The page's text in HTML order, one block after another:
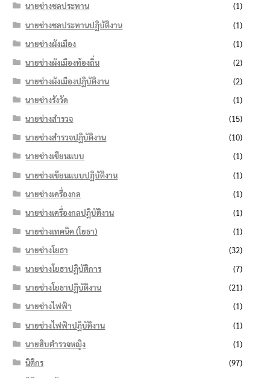
นายช่างชลประทาน
(1)
นายช่างชลประทานปฏิบัติงาน
(1)
นายช่างผังเมือง
(1)
นายช่างผังเมืองท้องถิ่น
(2)
นายช่างผังเมืองปฏิบัติงาน
(2)
นายช่างรังวัด
(1)
นายช่างสำรวจ
(15)
นายช่างสำรวจปฏิบัติงาน
(10)
นายช่างเขียนแบบ
(1)
นายช่างเขียนแบบปฏิบัติงาน
(1)
นายช่างเครื่องกล
(1)
นายช่างเครื่องกลปฏิบัติงาน
(1)
นายช่างเทคนิค (โยธา)
(1)
นายช่างโยธา
(32)
นายช่างโยธาปฏิบัติการ
(7)
นายช่างโยธาปฏิบัติงาน
(21)
นายช่างไฟฟ้า
(1)
นายช่างไฟฟ้าปฏิบัติงาน
(1)
นายสิบตำรวจหญิง
(1)
นิติกร
(97)